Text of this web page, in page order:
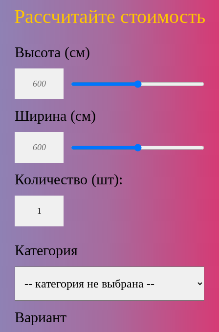
Рассчитайте стоимость
Высота (см)
Ширина (см)
Количество (шт):
Категория
Вариант